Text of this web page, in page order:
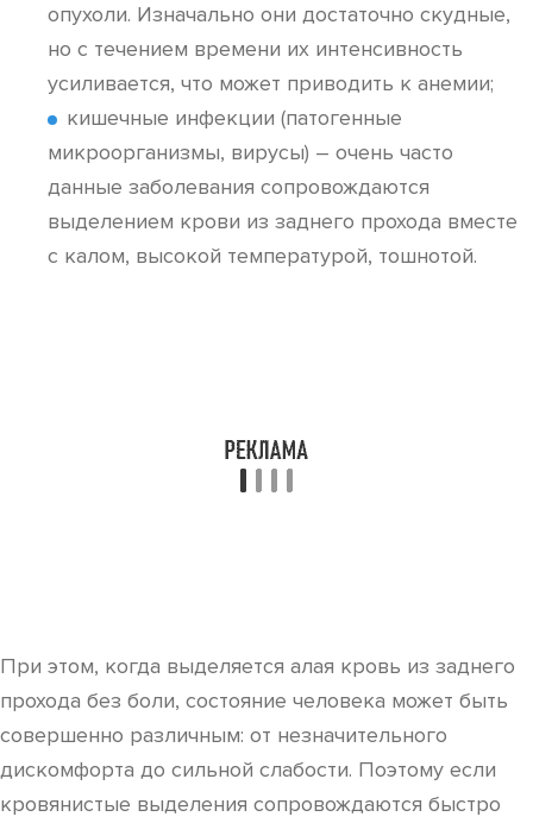
опухоли. Изначально они достаточно скудные,
но с течением времени их интенсивность
усиливается, что может приводить к анемии;
кишечные инфекции (патогенные
микроорганизмы, вирусы) – очень часто
данные заболевания сопровождаются
выделением крови из заднего прохода вместе
с калом, высокой температурой, тошнотой.
При этом, когда выделяется алая кровь из заднего
прохода без боли, состояние человека может быть
совершенно различным: от незначительного
дискомфорта до сильной слабости. Поэтому если
кровянистые выделения сопровождаются быстро